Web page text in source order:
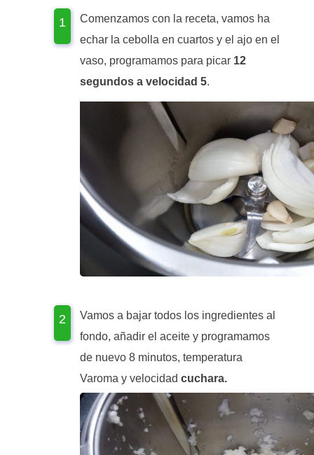
Comenzamos con la receta, vamos ha
echar la cebolla en cuartos y el ajo en el
vaso, programamos para picar 12
segundos a velocidad 5.
Vamos a bajar todos los ingredientes al
fondo, añadir el aceite y programamos
de nuevo 8 minutos, temperatura
Varoma y velocidad cuchara.